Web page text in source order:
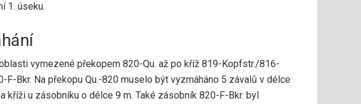
1. úseku.
vymezené překopem 820-Qu. až po kříž 819-Kopfstr./816-
F-Bkr. Na překopu Qu.-820 muselo být vyzmáháno 5 závalů v délce
kříži u zásobníku o délce 9 m. Také zásobník 820-F-Bkr. byl